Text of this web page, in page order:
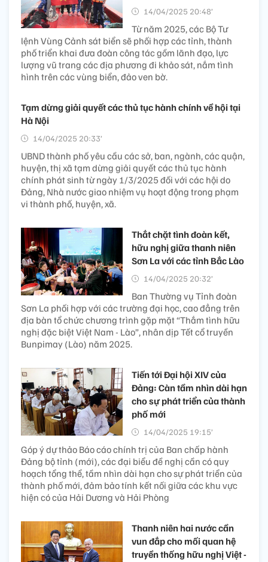
14/04/2025 20:48’
Từ năm 2025, các Bộ Tư
lệnh Vùng Cảnh sát biển sẽ phối hợp các tỉnh, thành
phố triển khai đưa đoàn công tác gồm lãnh đạo, lực
lượng vũ trang các địa phương đi khảo sát, nắm tình
hình trên các vùng biển, đảo ven bờ.
Tạm dừng giải quyết các thủ tục hành chính về hội tại
Hà Nội
14/04/2025 20:33’
UBND thành phố yêu cầu các sở, ban, ngành, các quận,
huyện, thị xã tạm dừng giải quyết các thủ tục hành
chính phát sinh từ ngày 1/3/2025 đối với các hội do
Đảng, Nhà nước giao nhiệm vụ hoạt động trong phạm
vi thành phố, huyện, xã.
Thắt chặt tình đoàn kết,
hữu nghị giữa thanh niên
Sơn La với các tỉnh Bắc Lào
14/04/2025 20:32’
Ban Thường vụ Tỉnh đoàn
Sơn La phối hợp với các trường đại học, cao đẳng trên
địa bàn tổ chức chương trình gặp mặt “Thắm tình hữu
nghị đặc biệt Việt Nam - Lào”, nhân dịp Tết cổ truyền
Bunpimay (Lào) năm 2025.
Tiến tới Đại hội XIV của
Đảng: Càn tầm nhìn dài hạn
cho sự phát triển của thành
phố mới
14/04/2025 19:15’
Góp ý dự thảo Báo cáo chính trị của Ban chấp hành
Đảng bộ tỉnh (mới), các đại biểu đề nghị cần có quy
hoạch tổng thể, tầm nhìn dài hạn cho sự phát triển của
thành phố mới, đảm bảo tính kết nối giữa các khu vực
hiện có của Hải Dương và Hải Phòng
Thanh niên hai nước cần
vun đắp cho mối quan hệ
truyền thống hữu nghị Việt -